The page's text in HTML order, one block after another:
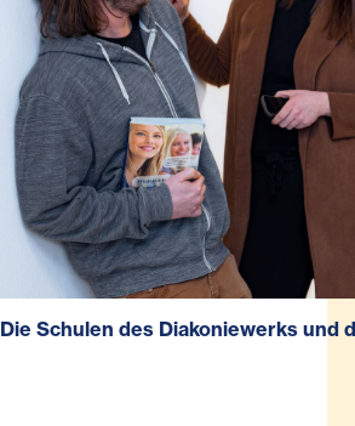
Die Schulen des Diakoniewerks und